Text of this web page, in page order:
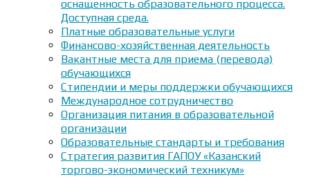
оснащенность образовательного процесса.
Доступная среда.
Платные образовательные услуги
Финансово-хозяйственная деятельность
Вакантные места для приема (перевода)
обучающихся
Стипендии и меры поддержки обучающихся
Международное сотрудничество
Организация питания в образовательной
организации
Образовательные стандарты и требования
Стратегия развития ГАПОУ «Казанский
торгово-экономический техникум»